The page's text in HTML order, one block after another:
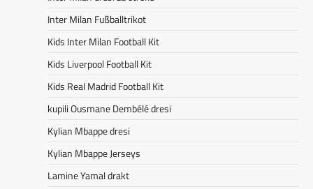
Inter Milan Fußballtrikot
Kids Inter Milan Football Kit
Kids Liverpool Football Kit
Kids Real Madrid Football Kit
kupili Ousmane Dembélé dresi
Kylian Mbappe dresi
Kylian Mbappe Jerseys
Lamine Yamal drakt